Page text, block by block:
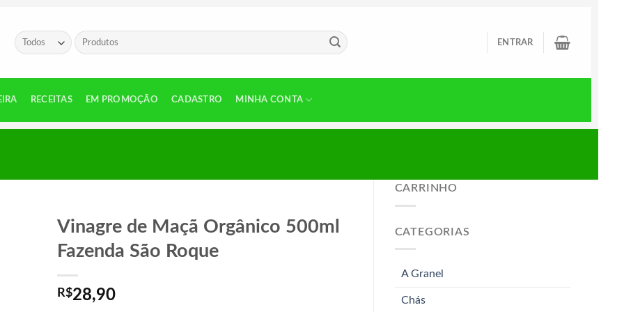
Pesquisar
por:
ENTRAR
RECEITAS EM PROMOÇÃO CADASTRO MINHA CONTA
CARRINHO
CATEGORIAS
A Granel
Chás
Vinagre de Maçã Orgânico 500ml
Fazenda São Roque
R$28,90